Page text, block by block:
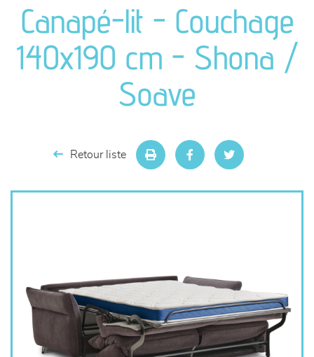
séjours
meubles de complément
chambres et dressing
Canapé-lit - Couchage
140x190 cm - Shona /
Soave
Retour liste